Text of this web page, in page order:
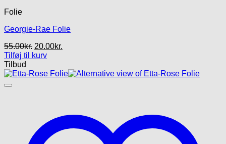
Folie
Georgie-Rae Folie
55.00kr. Den
oprindelige
var:
20.00kr.
er:
Tilføj til kurv
Tilbud